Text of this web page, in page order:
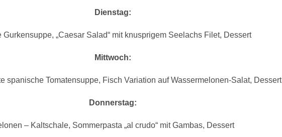
Dienstag:
Gurkensuppe, „Caesar Salad“ mit knusprigem Seelachs Filet, Dessert
Mittwoch:
spanische Tomatensuppe, Fisch Variation auf Wassermelonen-Salat, Dessert
Donnerstag:
– Kaltschale, Sommerpasta „al crudo“ mit Gambas, Dessert